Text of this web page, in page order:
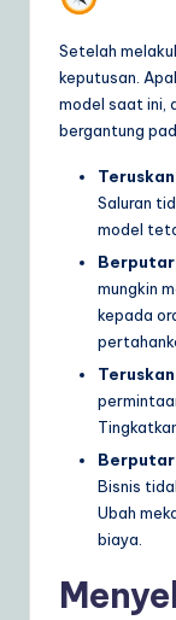
Setelah
keputusan.
model saat ini,
bergantung
Saluran
model
mungkin
kepada
Bisnis
Ubah
biaya.